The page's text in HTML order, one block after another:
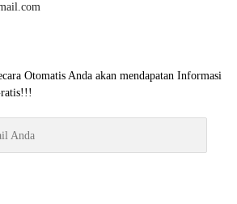
Otomatis Anda akan mendapatan Informasi